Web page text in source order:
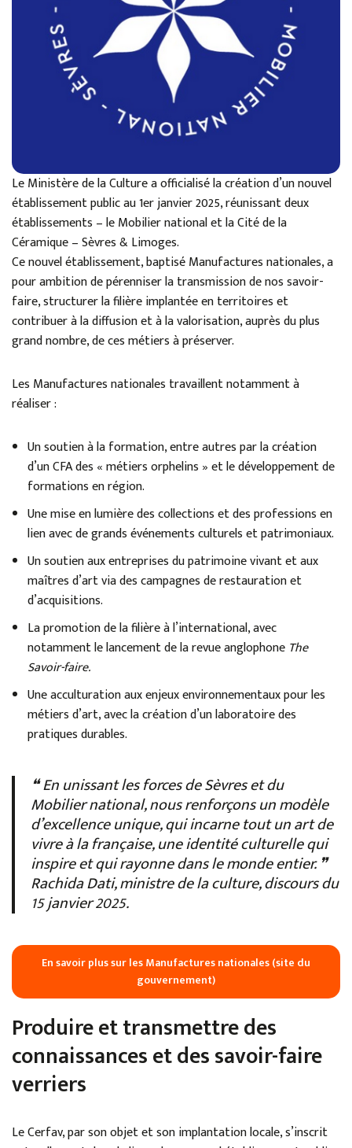
Le Ministère de la Culture a officialisé la création d’un nouvel
établissement public au 1er janvier 2025, réunissant deux
établissements – le Mobilier national et la Cité de la
Céramique – Sèvres & Limoges.
Ce nouvel établissement, baptisé Manufactures nationales, a
pour ambition de pérenniser la transmission de nos savoir-
faire, structurer la filière implantée en territoires et
contribuer à la diffusion et à la valorisation, auprès du plus
grand nombre, de ces métiers à préserver.
Les Manufactures nationales travaillent notamment à
réaliser :
Un soutien à la formation, entre autres par la création
d’un CFA des « métiers orphelins » et le développement de
formations en région.
Une mise en lumière des collections et des professions en
lien avec de grands événements culturels et patrimoniaux.
Un soutien aux entreprises du patrimoine vivant et aux
maîtres d’art via des campagnes de restauration et
d’acquisitions.
La promotion de la filière à l’international, avec
notamment le lancement de la revue anglophone The
Savoir-faire.
Une acculturation aux enjeux environnementaux pour les
métiers d’art, avec la création d’un laboratoire des
pratiques durables.
❝ En unissant les forces de Sèvres et du
Mobilier national, nous renforçons un modèle
d’excellence unique, qui incarne tout un art de
vivre à la française, une identité culturelle qui
inspire et qui rayonne dans le monde entier. ❞
Rachida Dati, ministre de la culture, discours du
15 janvier 2025.
En savoir plus sur les Manufactures nationales (site du
gouvernement)
Produire et transmettre des
connaissances et des savoir-faire
verriers
Le Cerfav, par son objet et son implantation locale, s’inscrit